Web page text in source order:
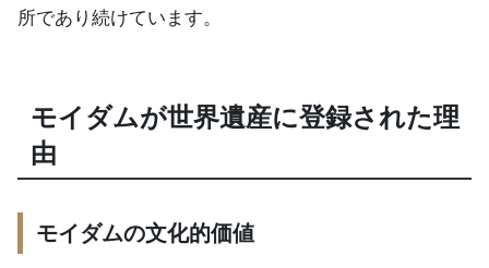
所であり続けています。
モイダムが世界遺産に登録された理
由
モイダムの文化的価値